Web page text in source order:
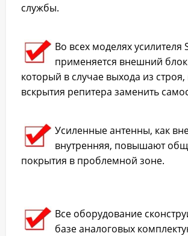
службы.
Во всех моделях усилителя
применяется внешний
который в случае выхода из
вскрытия репитера заменить
Усиленные антенны, как
внутренняя, повышают
покрытия в проблемной зоне.
Все оборудование
базе аналоговых